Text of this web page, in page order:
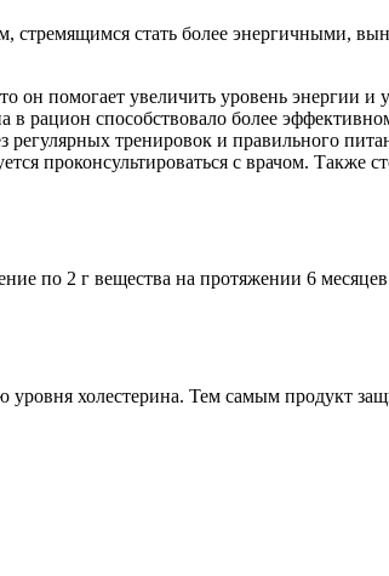
стремящимся стать более энергичными,
он помогает увеличить уровень энергии и
в рацион способствовало более
тренировок и правильного
проконсультироваться с врачом. Также
по 2 г вещества на протяжении 6 месяцев
уровня холестерина. Тем самым продукт